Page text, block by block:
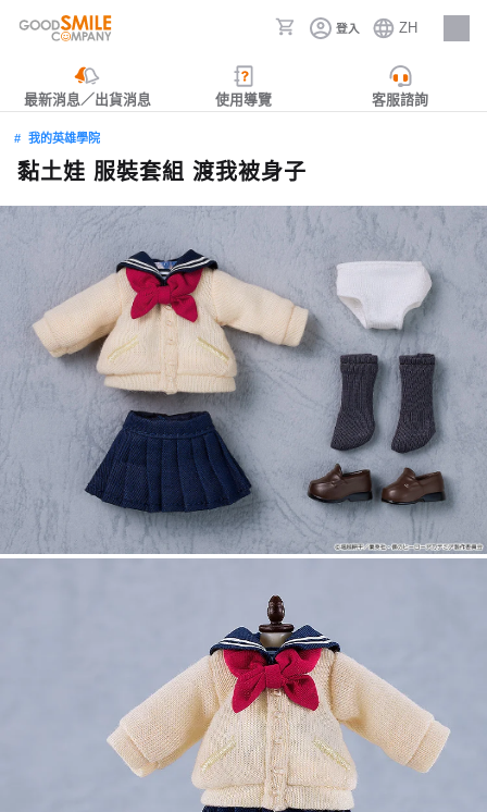
登入 ZH
人才招募
最新消息／出貨消息 使用導覽 客服諮詢
我的英雄學院
黏土娃 服裝套組 渡我被身子